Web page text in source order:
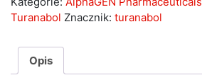
100tabs
10mg
Turanabol Znacznik: turanabol
Opis